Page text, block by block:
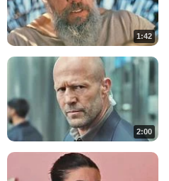
1:42
2:00